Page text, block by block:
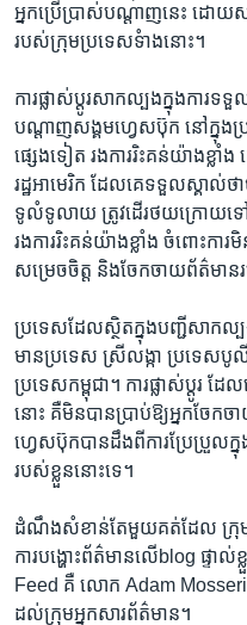
អ្នក​ប្រើ​ប្រាស់​បណ្តាញ​នេះ​ ​ដោយ​
របស់​ក្រុម​ប្រទេស​ទំាង​នោះ។
ការផ្លាស់​ប្តូរ​សាកល្បង​ក្នុង​ការ​
បណ្តាញ​សង្គម​ហ្វេសប៊ុក​ ​នៅ​ក្នុង​
ផ្សេងទៀត​ ​រងការ​រិះគន់​យ៉ាងខ្ល
រដ្ឋ​អាមេរិក​ ​ដែល​គេ​ទទួល​ស្គាល់ថ
ទូលំ​ទូលាយ​ ​ត្រូវ​ដើរ​ថយ​ក្រោយ​ទ
រង​ការ​រិះគន់​យ៉ាង​ខ្លាំង​ ​ចំពោះ​កា
សម្រេចចិត្ត​ ​និងចែកចាយ​ព័ត៌មាន​
ប្រទេសដែល​ស្ថិត​ក្នុង​បញ្ជី​សាក
មាន​ប្រទេស​ ​ស្រីលង្កា​ ​ប្រទេស​បូលី
ប្រទេស​កម្ពុជា។​ ​ការ​ផ្លាស់​ប្តូរ​ ​ដ
នោះ​ ​គឺ​មិន​បាន​ប្រាប់​ឱ្យ​អ្នក​ចែក​
ហ្វេសប៊ុកបាន​ដឹង​ពី​ការ​ប្រែប្រួល​ក្
​របស់​ខ្លួន​នោះ​ទេ។​
ដំណឹង​សំខាន់​តែ​មួយ​គត់​ដែល​ ​ក្រុម
ការ​បង្ហោះ​ព័ត៌មាន​លើ​blog​ ​ផ្ទាល់​
Feed​ ​គឺ​ ​លោក​ ​Adam
ដល់​ក្រុម​អ្នក​សារព័ត៌មាន។